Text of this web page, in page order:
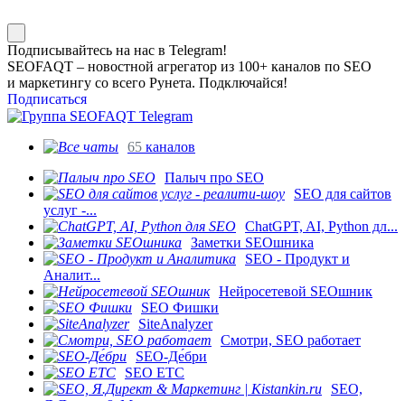
Подписывайтесь на нас в Telegram!
SEOFAQT – новостной агрегатор из 100+ каналов по SEO
и маркетингу со всего Рунета. Подключайся!
Подписаться
65 каналов
Палыч про SEO
SEO для сайтов
услуг -...
ChatGPT, AI, Python дл...
Заметки SEOшника
SEO - Продукт и
Аналит...
Нейросетевой SEOшник
SEO Фишки
SiteAnalyzer
Смотри, SEO работает
SEO-Де́бри
SEO ETC
SEO,